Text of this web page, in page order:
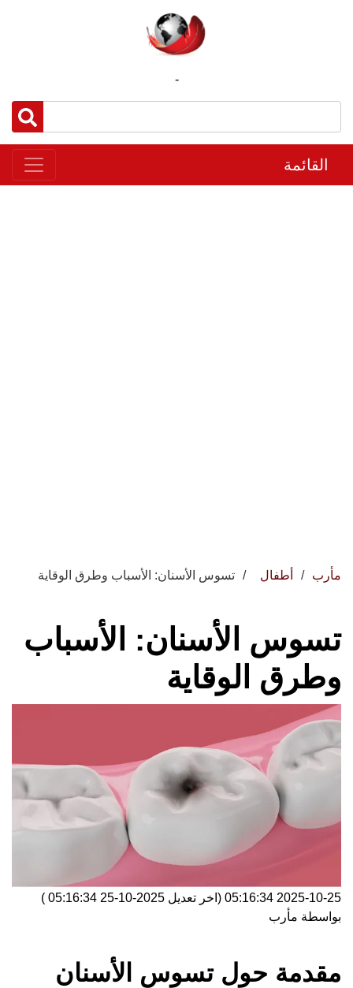
-
القائمة
مأرب أطفال تسوس الأسنان: الأسباب وطرق الوقاية
تسوس الأسنان: الأسباب
وطرق الوقاية
2025-10-25 05:16:34 (اخر تعديل 2025-10-25 05:16:34
)
بواسطة مأرب
مقدمة حول تسوس الأسنان